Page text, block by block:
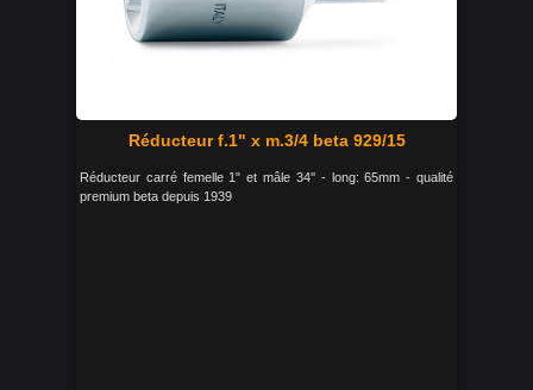
Réducteur f.1" x m.3/4 beta 929/15
Réducteur carré femelle 1" et mâle 34'' - long: 65mm - qualité
premium beta depuis 1939